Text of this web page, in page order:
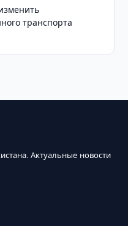
транспорта
Актуальные новости